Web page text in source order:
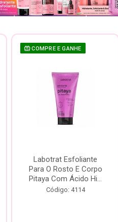
COMPRE E GANHE
Labotrat Esfoliante
Para O Rosto E Corpo
Pitaya Com Ácido Hi...
Código: 4114